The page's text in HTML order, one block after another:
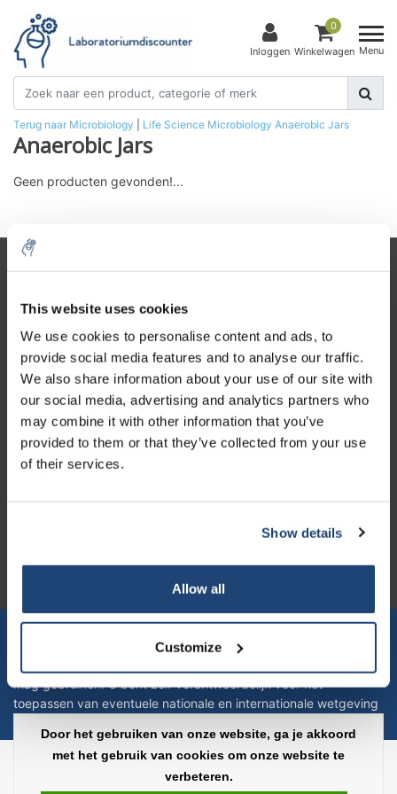
This website uses cookies
We use cookies to personalise content and ads, to
provide social media features and to analyse our traffic.
We also share information about your use of our site with
our social media, advertising and analytics partners who
may combine it with other information that you’ve
provided to them or that they’ve collected from your use
of their services.
Show details
Allow all
Customize
Inloggen
0
Winkelwagen Menu
Terug naar Microbiology Life Science Microbiology Anaerobic Jars
Anaerobic Jars
Geen producten gevonden!...
Mijn account
Contactgegevens
Openingstijden
Let op! Op onze productomschrijvingen kunnen geen rechten
verleend worden en zijn enkel ter educatie en/of informatie en
mag gebruiken. U bent zelf verantwoordelijk voor het
toepassen van eventuele nationale en internationale wetgeving
Copyright © 2026 - Laboratorium Discounter - All rights reserved - Theme by
Alle bedragen zijn exclusief BTW
Door het gebruiken van onze website, ga je akkoord
met het gebruik van cookies om onze website te
verbeteren.